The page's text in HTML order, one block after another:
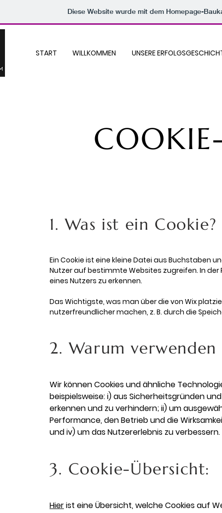
Diese Website wurde mit dem Homepage-
START WILLKOMMEN UNSERE
1. Was ist ein Cookie?
Ein Cookie ist eine kleine Datei aus Buchstaben
Nutzer auf bestimmte Websites zugreifen. In
eines Nutzers zu erkennen.
Das Wichtigste, was man über die von Wix
nutzerfreundlicher machen, z. B. durch die
2. Warum
Wir können Cookies und ähnliche
beispielsweise: i) aus Sicherheitsgründen
erkennen und zu verhindern; ii) um
Performance, den Betrieb und die
und iv) um das Nutzererlebnis zu verbessern.
3. Cookie-Übersicht:
Hierist eine Übersicht, welche Cookies auf